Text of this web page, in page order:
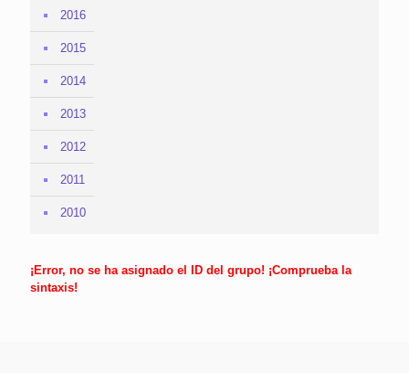
2016
2015
2014
2013
2012
2011
2010
¡Error, no se ha asignado el ID del grupo! ¡Comprueba la
sintaxis!